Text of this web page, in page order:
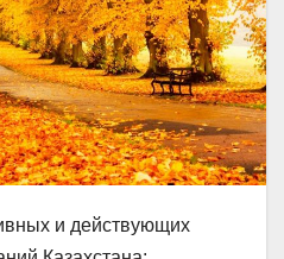
и действующих